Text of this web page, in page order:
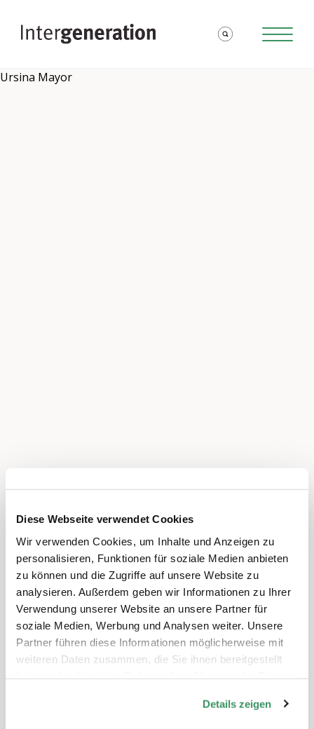
Diese Webseite verwendet Cookies
Wir verwenden Cookies, um Inhalte und Anzeigen zu
personalisieren, Funktionen für soziale Medien anbieten
zu können und die Zugriffe auf unsere Website zu
analysieren. Außerdem geben wir Informationen zu Ihrer
Verwendung unserer Website an unsere Partner für
soziale Medien, Werbung und Analysen weiter. Unsere
Partner führen diese Informationen möglicherweise mit
weiteren Daten zusammen, die Sie ihnen bereitgestellt
Details zeigen
Ursina Mayor